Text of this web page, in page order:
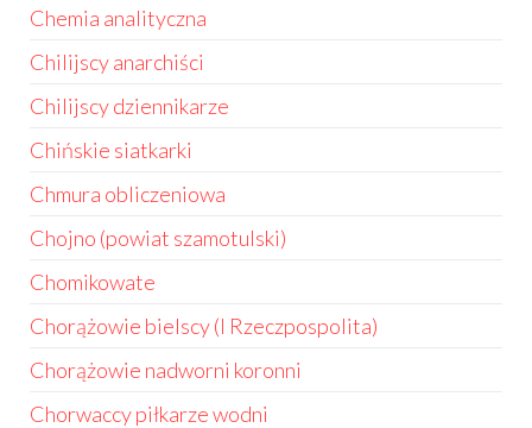
Chemia analityczna
Chilijscy anarchiści
Chilijscy dziennikarze
Chińskie siatkarki
Chmura obliczeniowa
Chojno (powiat szamotulski)
Chomikowate
Chorążowie bielscy (I Rzeczpospolita)
Chorążowie nadworni koronni
Chorwaccy piłkarze wodni